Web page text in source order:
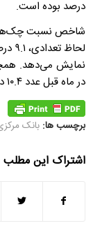
درصد بوده است.
در ماه قبل عدد ۱۰.۴ درصد را نمایش می‌دهد.
برچسب ها: بانک
اشتراک این مطلب